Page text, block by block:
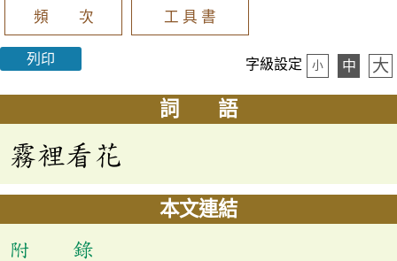
頻 次 工 具 書
列印 字級設定 小 中 大
詞 語
霧裡看花
本文連結
附 錄